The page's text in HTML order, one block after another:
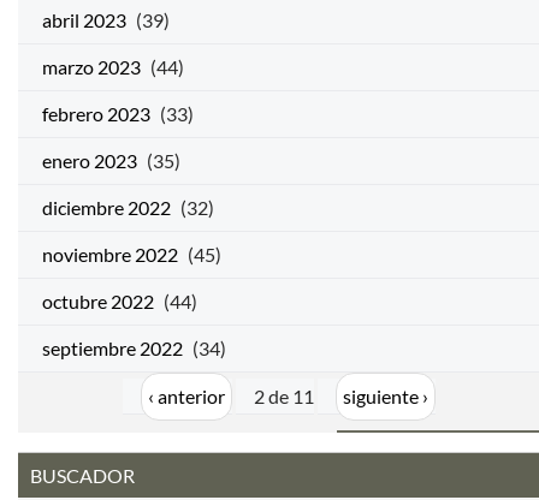
abril 2023 (39)
marzo 2023 (44)
febrero 2023 (33)
enero 2023 (35)
diciembre 2022 (32)
noviembre 2022 (45)
octubre 2022 (44)
septiembre 2022 (34)
‹ anterior 2 de 11 siguiente ›
BUSCADOR